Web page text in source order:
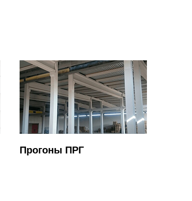
Прогоны ПРГ